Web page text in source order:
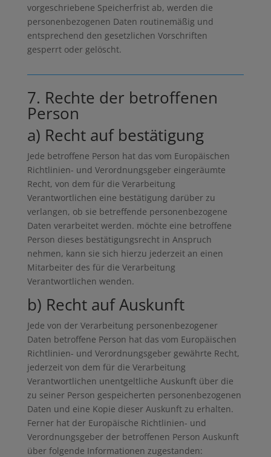
vorgeschriebene Speicherfrist ab, werden die
personenbezogenen Daten routinemäßig und
entsprechend den gesetzlichen Vorschriften
gesperrt oder gelöscht.
7. Rechte der betroffenen
Person
a) Recht auf bestätigung
Jede betroffene Person hat das vom Europäischen
Richtlinien- und Verordnungsgeber eingeräumte
Recht, von dem für die Verarbeitung
Verantwortlichen eine bestätigung darüber zu
verlangen, ob sie betreffende personenbezogene
Daten verarbeitet werden. möchte eine betroffene
Person dieses bestätigungsrecht in Anspruch
nehmen, kann sie sich hierzu jederzeit an einen
Mitarbeiter des für die Verarbeitung
Verantwortlichen wenden.
b) Recht auf Auskunft
Jede von der Verarbeitung personenbezogener
Daten betroffene Person hat das vom Europäischen
Richtlinien- und Verordnungsgeber gewährte Recht,
jederzeit von dem für die Verarbeitung
Verantwortlichen unentgeltliche Auskunft über die
zu seiner Person gespeicherten personenbezogenen
Daten und eine Kopie dieser Auskunft zu erhalten.
Ferner hat der Europäische Richtlinien- und
Verordnungsgeber der betroffenen Person Auskunft
über folgende Informationen zugestanden: